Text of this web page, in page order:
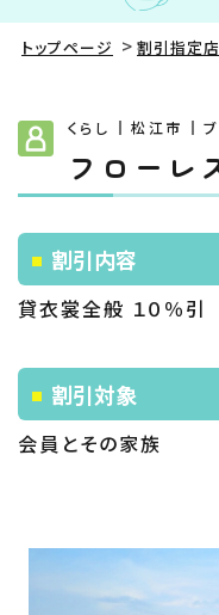
トップページ 割引指定
くらし 松江市
フローレ
割引内容
貸衣裳全般 １０％引
割引対象
会員とその家族